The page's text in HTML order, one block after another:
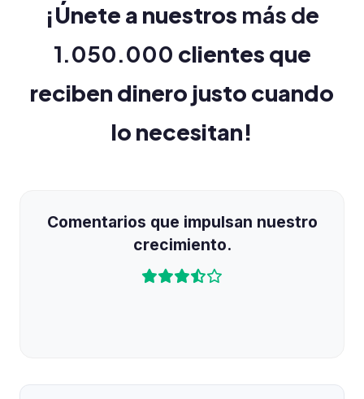
¡Únete a nuestros más de
1.050.000 clientes que
reciben dinero justo cuando
lo necesitan!
Comentarios que impulsan nuestro
crecimiento.